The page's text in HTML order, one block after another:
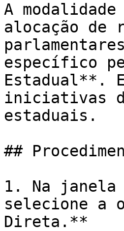
A
alocação de
específico
Estadual**.
iniciativas
estaduais.
##
1. Na janela
selecione a
Direta.**